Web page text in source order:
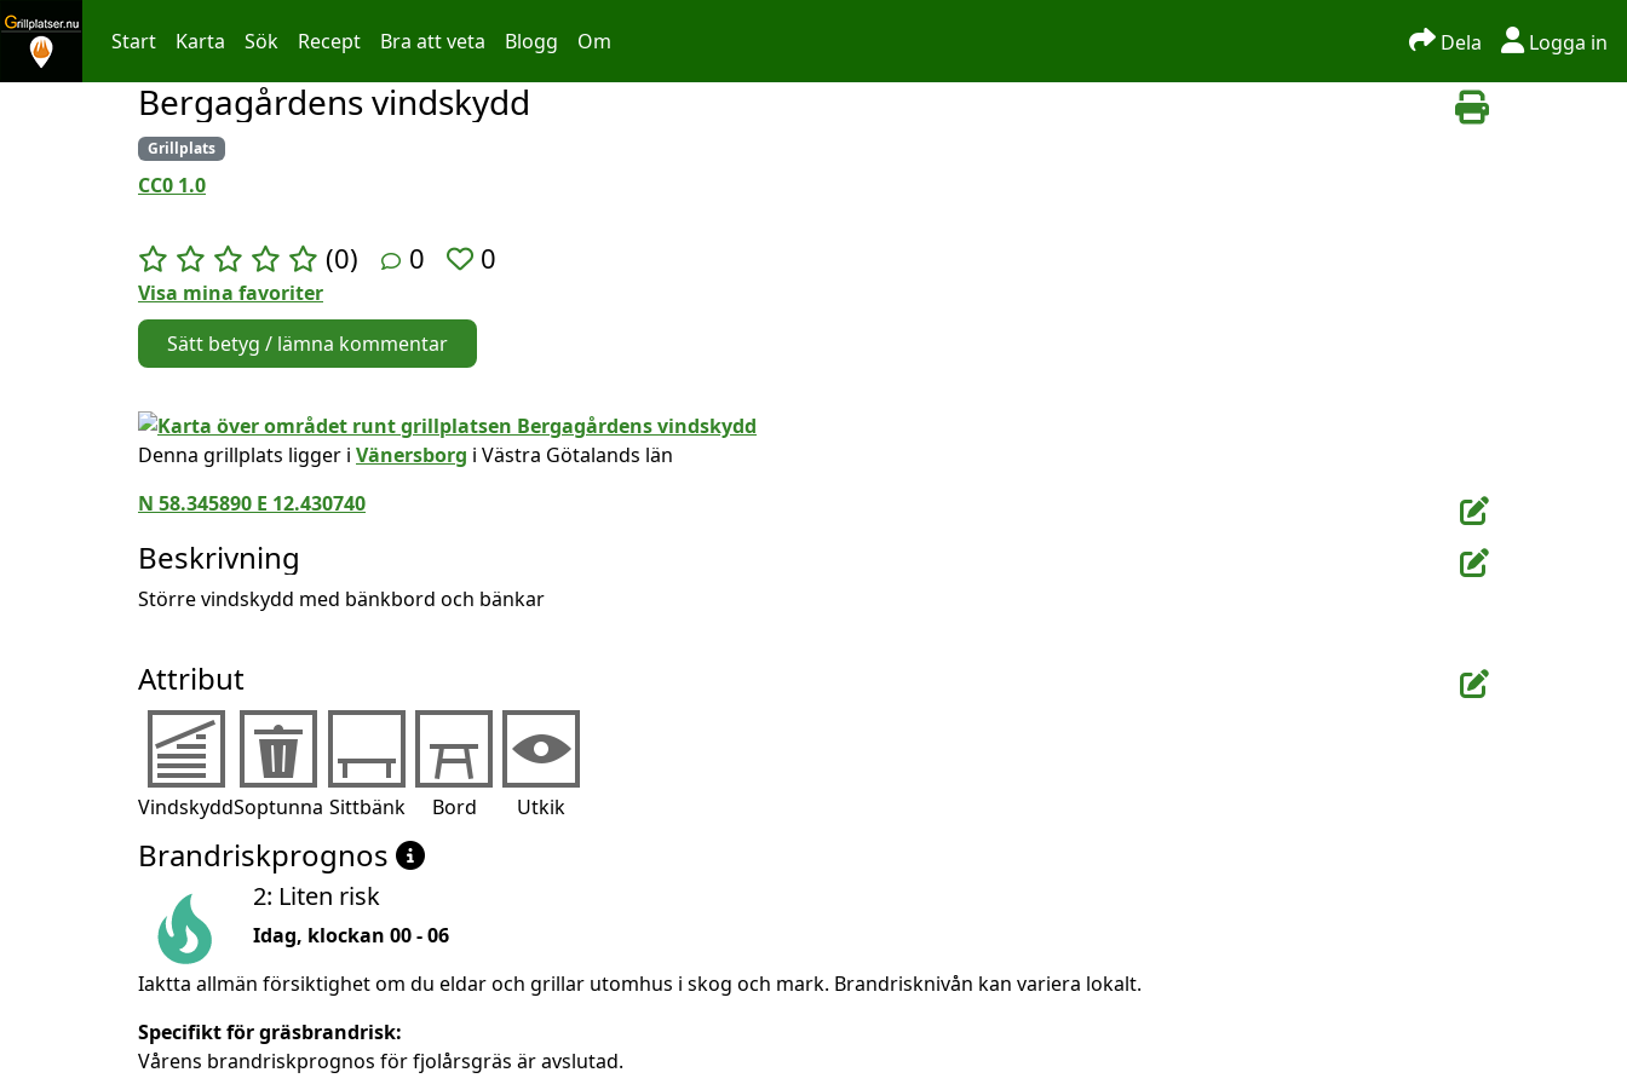
Hoppa till innehållet
Start Karta Sök Recept Bra att veta Blogg Om Dela Logga in
Bergagårdens vindskydd
Grillplats
CC0 1.0
(0) 0 0
Visa mina favoriter
Sätt betyg / lämna kommentar
Denna grillplats ligger i Vänersborg i Västra Götalands län
N 58.345890 E 12.430740
Beskrivning
Större vindskydd med bänkbord och bänkar
Attribut
VindskyddSoptunna Sittbänk Bord Utkik
Brandriskprognos
2: Liten risk
Idag, klockan 00 - 06
Iaktta allmän försiktighet om du eldar och grillar utomhus i skog och mark. Brandrisknivån kan variera lokalt.
Specifikt för gräsbrandrisk:
Vårens brandriskprognos för fjolårsgräs är avslutad.